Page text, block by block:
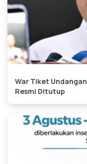
War Tiket
Resmi Ditutup